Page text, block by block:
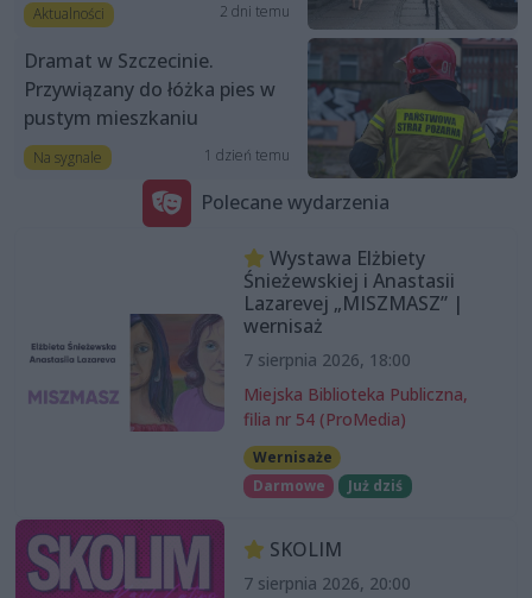
Aktualności 2 dni temu
Dramat w Szczecinie.
Przywiązany do łóżka pies w
pustym mieszkaniu
Na sygnale 1 dzień temu
Polecane wydarzenia
Wystawa Elżbiety
Śnieżewskiej i Anastasii
Lazarevej „MISZMASZ” |
wernisaż
7 sierpnia 2026, 18:00
Miejska Biblioteka Publiczna,
filia nr 54 (ProMedia)
Wernisaże
Darmowe
Już dziś
SKOLIM
7 sierpnia 2026, 20:00